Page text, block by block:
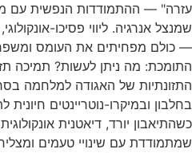
עזרה" — ההתמודדות הנפשית עם
שמנצל אנרגיה. ליווי פסיכו-
— כולם מפחיתים את העומס
התומכת: מה ניתן לעשות? תמיכה
התזונתיות של האגודה למלחמה
בחלבון ובמיקרו-נוטריינטים
כשהתיאבון יורד, דיאטנית
שמתמודדת עם שינויי טעמים